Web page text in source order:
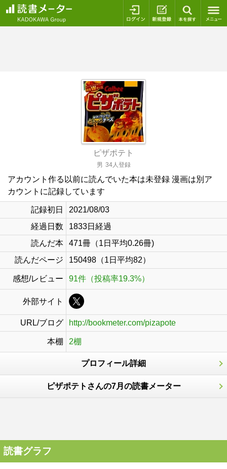
ログイン 新規登録
ピザポテト
男 34人登録
アカウント作る以前に読んでいた本は未登録 漫画は別ア
カウントに記録しています
記録初日
2021/08/03
経過日数
1833日経過
読んだ本
471冊（1日平均0.26冊)
読んだページ
150498（1日平均82）
感想/レビュー 91件（投稿率19.3%）
外部サイト
URL/ブログ http://bookmeter.com/pizapote
本棚 2棚
プロフィール詳細
ピザポテトさんの7月の読書メーター
読書グラフ